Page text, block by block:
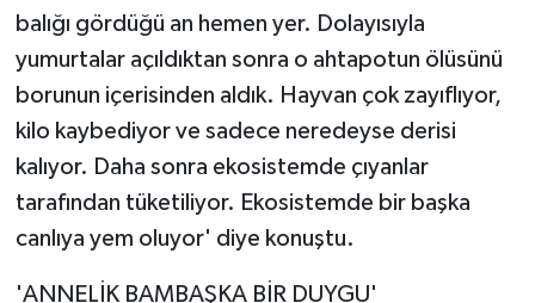
balığı gördüğü an hemen yer. Dolayısıyla
yumurtalar açıldıktan sonra o ahtapotun ölüsünü
borunun içerisinden aldık. Hayvan çok zayıflıyor,
kilo kaybediyor ve sadece neredeyse derisi
kalıyor. Daha sonra ekosistemde çıyanlar
tarafından tüketiliyor. Ekosistemde bir başka
canlıya yem oluyor' diye konuştu.
'ANNELİK BAMBAŞKA BİR DUYGU'